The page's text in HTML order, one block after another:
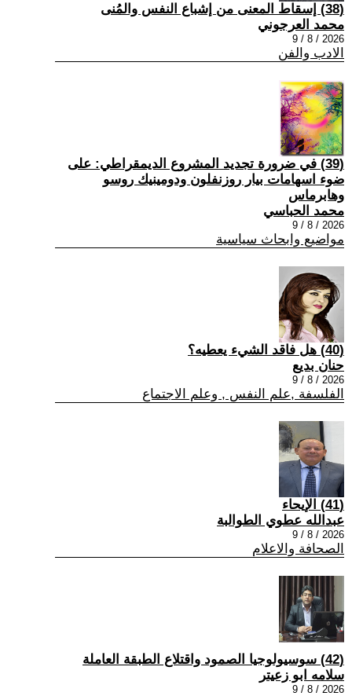
(38) إسقاط المعنى من إشباع النفس والمُنى
محمد العرجوني
2026 / 8 / 9
الادب والفن
(39) في ضرورة تجديد المشروع الديمقراطي: على
ضوء اسهامات بيار روزنفلون ودومينيك روسو
وهابرماس
محمد الحباسي
2026 / 8 / 9
مواضيع وابحاث سياسية
(40) هل فاقد الشيء يعطيه؟
حنان بديع
2026 / 8 / 9
الفلسفة ,علم النفس , وعلم الاجتماع
(41) الإيحاء
عبدالله عطوي الطوالبة
2026 / 8 / 9
الصحافة والاعلام
(42) سوسيولوجيا الصمود واقتلاع الطبقة العاملة
سلامه ابو زعيتر
2026 / 8 / 9